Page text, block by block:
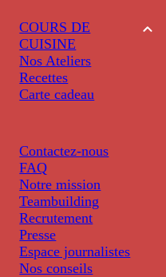
COURS DE
CUISINE
Nos Ateliers
Recettes
Carte cadeau
Contactez-nous
FAQ
Notre mission
Teambuilding
Recrutement
Presse
Espace journalistes
Nos conseils